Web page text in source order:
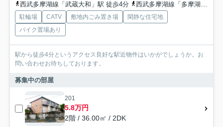
西武多摩湖線「武蔵大和」駅 徒歩4分
西武多摩湖線「多摩湖」駅 徒歩17分
駐輪場 CATV 敷地内ごみ置き場
閑静な住宅地
バイク置場あり
駅から徒歩4分というアクセス良好な駅近物件はいかがでしょうか。お
問い合わせお待ちしております。
募集中の部屋
201
5.8万円
2階 / 36.00㎡ / 2DK